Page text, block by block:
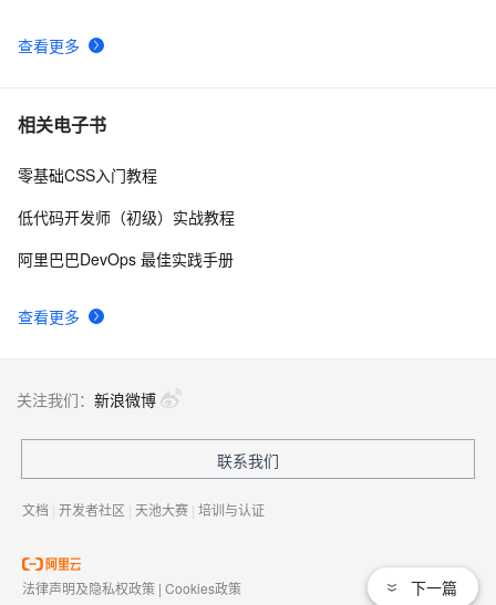
查看更多
相关电子书
查看更多
零基础CSS入门教程
低代码开发师（初级）实战教程
阿里巴巴DevOps 最佳实践手册
下一篇
关注我们： 新浪微博
联系我们
文档 | 开发者社区 | 天池大赛 | 培训与认证
法律声明及隐私权政策 | Cookies政策